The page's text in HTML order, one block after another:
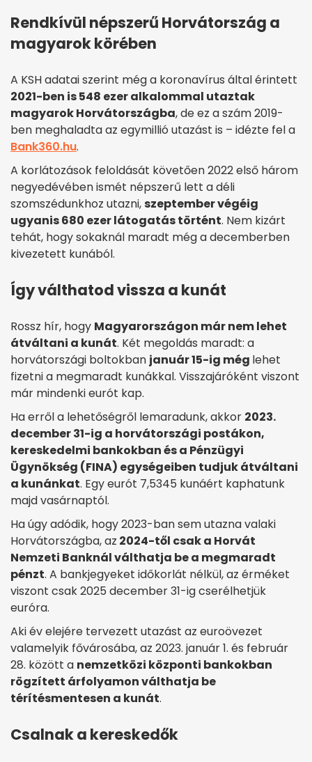
Rendkívül népszerű Horvátország a
magyarok körében
A KSH adatai szerint még a koronavírus által érintett
2021-ben is 548 ezer alkalommal utaztak
magyarok Horvátországba, de ez a szám 2019-
ben meghaladta az egymillió utazást is – idézte fel a
Bank360.hu.
A korlátozások feloldását követően 2022 első három
negyedévében ismét népszerű lett a déli
szomszédunkhoz utazni, szeptember végéig
ugyanis 680 ezer látogatás történt. Nem kizárt
tehát, hogy sokaknál maradt még a decemberben
kivezetett kunából.
Így válthatod vissza a kunát
Rossz hír, hogy Magyarországon már nem lehet
átváltani a kunát. Két megoldás maradt: a
horvátországi boltokban január 15-ig még lehet
fizetni a megmaradt kunákkal. Visszajáróként viszont
már mindenki eurót kap.
Ha erről a lehetőségről lemaradunk, akkor 2023.
december 31-ig a horvátországi postákon,
kereskedelmi bankokban és a Pénzügyi
Ügynökség (FINA) egységeiben tudjuk átváltani
a kunánkat. Egy eurót 7,5345 kunáért kaphatunk
majd vasárnaptól.
Ha úgy adódik, hogy 2023-ban sem utazna valaki
Horvátországba, az 2024-től csak a Horvát
Nemzeti Banknál válthatja be a megmaradt
pénzt. A bankjegyeket időkorlát nélkül, az érméket
viszont csak 2025 december 31-ig cserélhetjük
euróra.
Aki év elejére tervezett utazást az euroövezet
valamelyik fővárosába, az 2023. január 1. és február
28. között a nemzetközi központi bankokban
rögzített árfolyamon válthatja be
térítésmentesen a kunát.
Csalnak a kereskedők